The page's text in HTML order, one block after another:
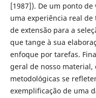
[1987]). De um ponto
uma experiência real
de extensão para a
que tange à sua
enfoque por tarefas.
geral de nosso material,
metodológicas se
exemplificação de uma